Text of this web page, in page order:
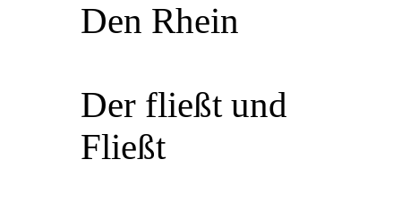
Den Rhein
Der fließt und
Fließt